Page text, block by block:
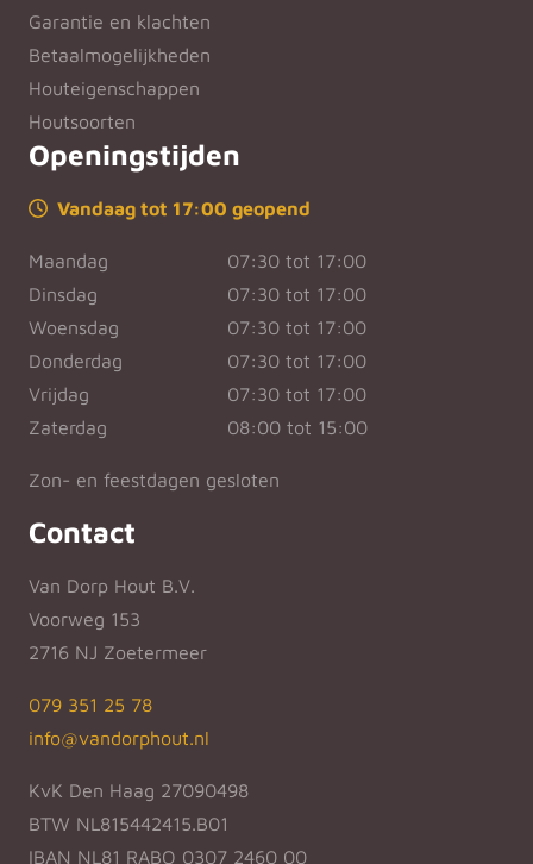
Garantie en klachten
Betaalmogelijkheden
Houteigenschappen
Houtsoorten
Openingstijden
Vandaag tot 17:00 geopend
Maandag
07:30 tot 17:00
Dinsdag
07:30 tot 17:00
Woensdag
07:30 tot 17:00
Donderdag
07:30 tot 17:00
Vrijdag
07:30 tot 17:00
Zaterdag
08:00 tot 15:00
Zon- en feestdagen gesloten
Contact
Van Dorp Hout B.V.
Voorweg 153
2716 NJ Zoetermeer
079 351 25 78
info@vandorphout.nl
KvK Den Haag 27090498
BTW NL815442415.B01
IBAN NL81 RABO 0307 2460 00